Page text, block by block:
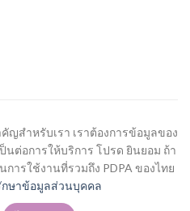
สำหรับเรา เราต้องการข้อมูลของ
นต่อการให้บริการ โปรด ยินยอม ถ้า
ารใช้งานที่รวมถึง PDPA ของไทย
กษาข้อมูลส่วนบุคคล
/ เข้าสู่ระบบ